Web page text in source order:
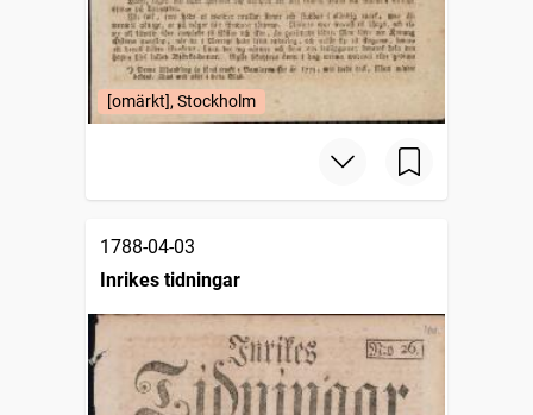
[omärkt], Stockholm
1788-04-03
Inrikes tidningar